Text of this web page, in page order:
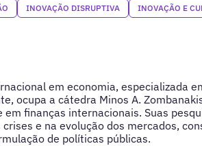
INOVAÇÃO DISRUPTIVA
INOVAÇÃO E
em economia, especializada
ocupa a cátedra Minos A.
finanças internacionais. Suas
e na evolução dos mercados,
de políticas públicas.